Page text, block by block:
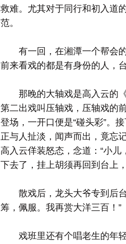
救难。尤其对于同行和初入道
范。
有一回，在湘潭一个帮会的
前来看戏的都是有身份的人，
那晚的大轴戏是高入云的《
第二出戏叫压轴戏，压轴戏的
登场，一开口便是“碰头彩”。
正与人扯淡，闻声而出，竟忘
高入云佯装怒态，念道：“小
下去了，挂上胡须再回到台上
散戏后，龙头大爷专到后台
筹，佩服。我再赏大洋三百！”
戏班里还有个唱老生的年轻